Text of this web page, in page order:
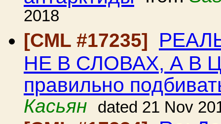
2018
[CML #17235]
НЕ В СЛОВАХ, А В
правильно
Касьян
dated 21 Nov